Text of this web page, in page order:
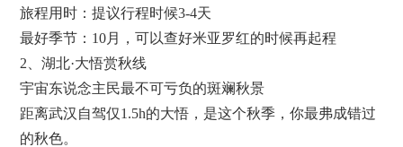
旅程用时：提议行程时候3-4天
最好季节：10月，可以查好米亚罗红的时候再起程
2、湖北·大悟赏秋线
宇宙东说念主民最不可亏负的斑斓秋景
距离武汉自驾仅1.5h的大悟，是这个秋季，你最弗成错过
的秋色。